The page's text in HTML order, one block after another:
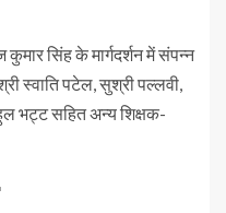
कुमार सिंह के मार्गदर्शन में संपन्न
स्वाति पटेल, सुश्री पल्लवी,
भट्ट सहित अन्य शिक्षक-